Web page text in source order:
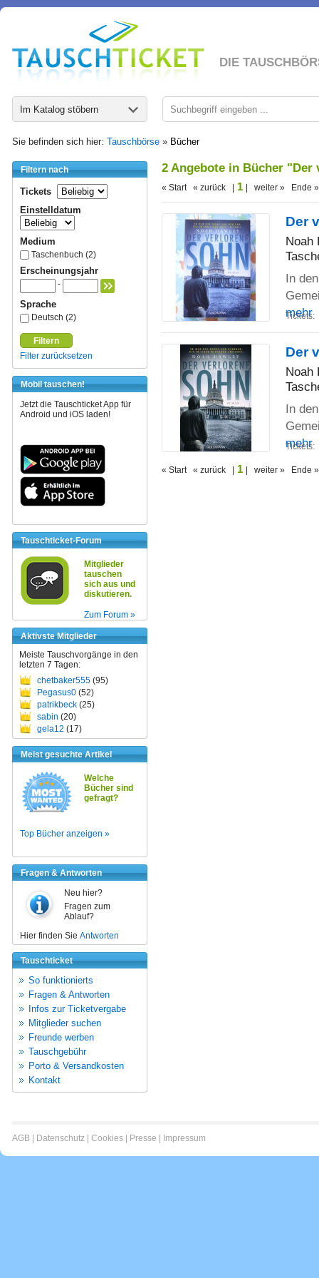
DIE
Im Katalog stöbern
Sie befinden sich hier: Tauschbörse » Bücher
Filtern nach
Tickets
Einstelldatum
Medium
Taschenbuch (2)
Erscheinungsjahr
-
Sprache
Deutsch (2)
Filtern
Filter zurücksetzen
Mobil tauschen!
Jetzt die Tauschticket App für
Android und iOS laden!
Tauschticket-Forum
Mitglieder
tauschen
sich aus und
diskutieren.
Zum Forum »
Aktivste Mitglieder
Meiste Tauschvorgänge in den
letzten 7 Tagen:
chetbaker555 (95)
Pegasus0 (52)
patrikbeck (25)
sabin (20)
gela12 (17)
Meist gesuchte Artikel
Welche
Bücher sind
gefragt?
Top Bücher anzeigen »
Fragen & Antworten
Neu hier?
Fragen zum
Ablauf?
Hier finden Sie Antworten
Tauschticket
So funktionierts
Fragen & Antworten
Infos zur Ticketvergabe
Mitglieder suchen
Freunde werben
Tauschgebühr
Porto & Versandkosten
Kontakt
2 Angebote in Bücher "Der
« Start « zurück | 1 | weiter » Ende »
Der
Noah
In
mehr
Tickets:
Der
Noah
In
mehr
Tickets:
« Start « zurück | 1 | weiter » Ende »
AGB Datenschutz Cookies Presse Impressum